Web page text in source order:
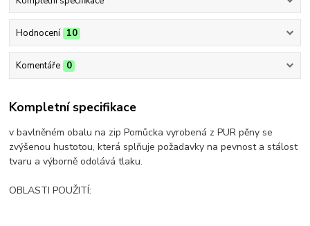
Hodnocení 10
Komentáře 0
Kompletní specifikace
v bavlněném obalu na zip Pomůcka vyrobená z PUR pěny se
zvýšenou hustotou, která splňuje požadavky na pevnost a stálost
tvaru a výborně odolává tlaku.
OBLASTI POUŽITÍ: